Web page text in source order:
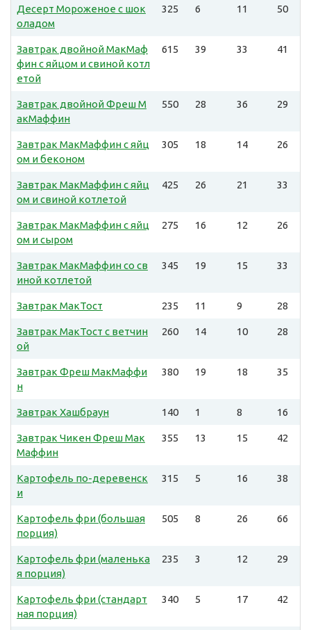
Десерт Мороженое с шок
оладом
325 6 11 50
Завтрак двойной МакМаф
фин с яйцом и свиной котл
етой
615 39 33 41
Завтрак двойной Фреш М
акМаффин
550 28 36 29
Завтрак МакМаффин с яйц
ом и беконом
305 18 14 26
Завтрак МакМаффин с яйц
ом и свиной котлетой
425 26 21 33
Завтрак МакМаффин с яйц
ом и сыром
275 16 12 26
Завтрак МакМаффин со св
иной котлетой
345 19 15 33
Завтрак МакТост 235 11 9 28
Завтрак МакТост с ветчин
ой
260 14 10 28
Завтрак Фреш МакМаффи
н
380 19 18 35
Завтрак Хашбраун 140 1 8 16
Завтрак Чикен Фреш Мак
Маффин
355 13 15 42
Картофель по-деревенск
и
315 5 16 38
Картофель фри (большая
порция)
505 8 26 66
Картофель фри (маленька
я порция)
235 3 12 29
Картофель фри (стандарт
ная порция)
340 5 17 42